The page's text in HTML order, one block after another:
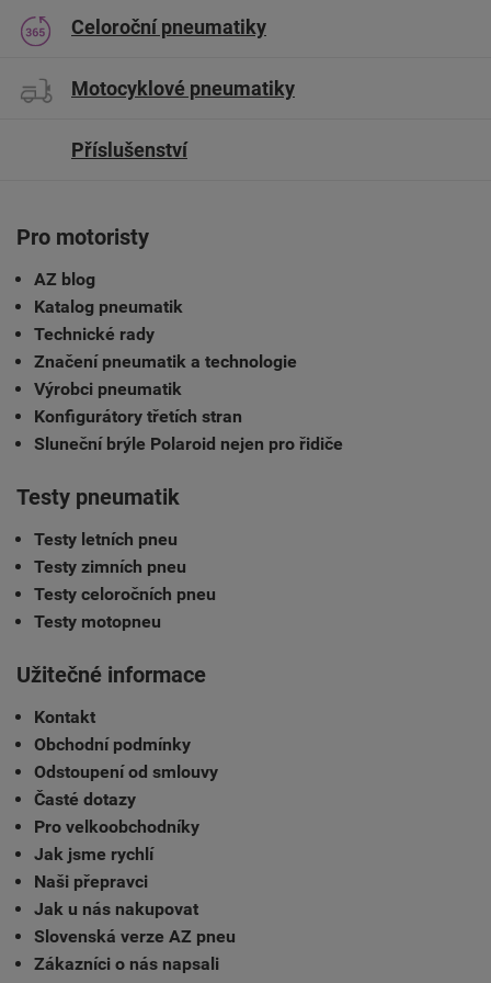
Celoroční pneumatiky
Motocyklové pneumatiky
Příslušenství
Pro motoristy
AZ blog
Katalog pneumatik
Technické rady
Značení pneumatik a technologie
Výrobci pneumatik
Konfigurátory třetích stran
Sluneční brýle Polaroid nejen pro řidiče
Testy pneumatik
Testy letních pneu
Testy zimních pneu
Testy celoročních pneu
Testy motopneu
Užitečné informace
Kontakt
Obchodní podmínky
Odstoupení od smlouvy
Časté dotazy
Pro velkoobchodníky
Jak jsme rychlí
Naši přepravci
Jak u nás nakupovat
Slovenská verze AZ pneu
Zákazníci o nás napsali